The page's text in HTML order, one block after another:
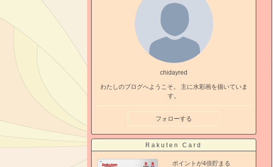
chidayred
わたしのブログへようこそ。 主に水彩画を描いていま
す。
フォローする
Rakuten Card
ポイントが4倍貯まる